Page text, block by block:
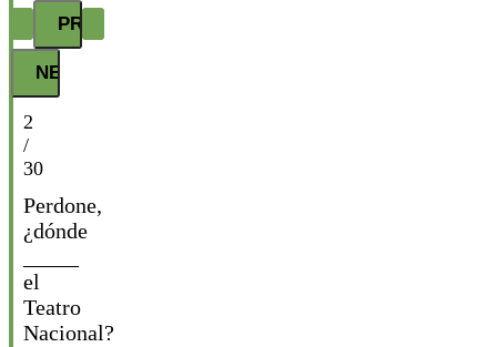
2
/
30
Perdone,
¿dónde
el
Teatro
Nacional?